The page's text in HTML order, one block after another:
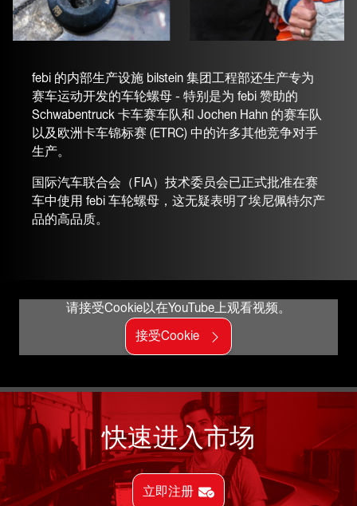
febi 的内部生产设施 bilstein 集团工程部还生产专为
赛车运动开发的车轮螺母 - 特别是为 febi 赞助的
Schwabentruck 卡车赛车队和 Jochen Hahn 的赛车队
以及欧洲卡车锦标赛 (ETRC) 中的许多其他竞争对手
生产。
国际汽车联合会（FIA）技术委员会已正式批准在赛
车中使用 febi 车轮螺母，这无疑表明了埃尼佩特尔产
品的高品质。
请接受Cookie以在YouTube上观看视频。
接受Cookie
快速进入市场
立即注册